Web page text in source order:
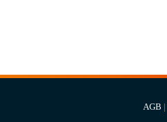
AGB |